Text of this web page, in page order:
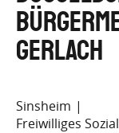
Gerlach
Sinsheim
Freiwilliges